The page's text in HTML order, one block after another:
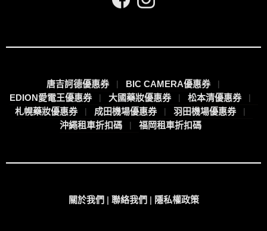
唐吉訶德優惠券
BIC CAMERA優惠券
EDION愛電王優惠券
大國藥妝優惠券
松本清優惠券
札幌藥妝優惠券
成田機場優惠券
羽田機場優惠券
沖繩租車折扣碼
福岡租車折扣碼
關於我們 | 聯絡我們 | 隱私權政策